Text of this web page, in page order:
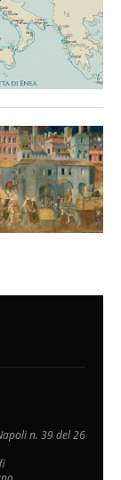
n. 39 del 26